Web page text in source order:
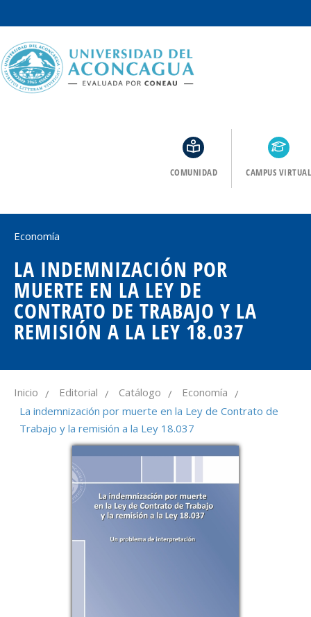
COMUNIDAD CAMPUS VIRTUAL
LA INDEMNIZACIÓN POR
MUERTE EN LA LEY DE
CONTRATO DE TRABAJO Y LA
REMISIÓN A LA LEY 18.037
Economía
Inicio / Editorial / Catálogo / Economía /
La indemnización por muerte en la Ley de Contrato de
Trabajo y la remisión a la Ley 18.037